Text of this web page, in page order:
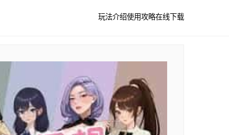
玩法介绍使用攻略在线下载